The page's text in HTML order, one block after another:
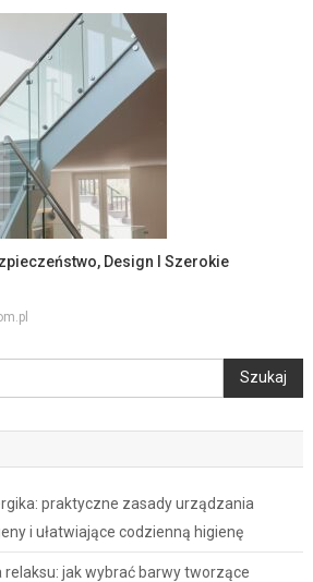
Design I Szerokie
Szukaj
praktyczne zasady urządzania
i ułatwiające codzienną higienę
relaksu: jak wybrać barwy tworzące